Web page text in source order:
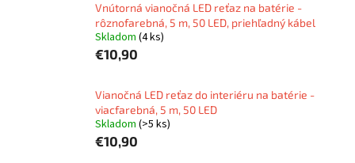
Vnútorná vianočná LED reťaz na batérie -
rôznofarebná, 5 m, 50 LED, priehľadný kábel
Skladom (4 ks)
€10,90
Vianočná LED reťaz do interiéru na batérie -
viacfarebná, 5 m, 50 LED
Skladom (>5 ks)
€10,90